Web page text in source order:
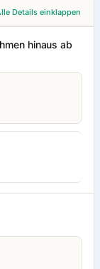
Details einklappen
hinaus ab